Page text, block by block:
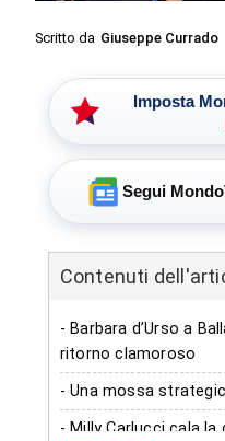
Scritto da Giuseppe Currado
Imposta
Segui
Contenuti
- Barbara d’Urso a
ritorno clamoroso
- Una mossa
- Milly Carlucci cala